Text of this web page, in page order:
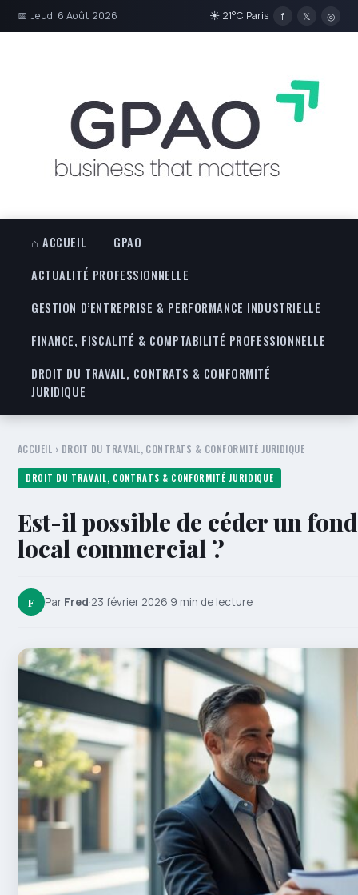
📅 Jeudi 6 Août 2026 ☀ 21°C Paris f 𝕏 ◎
⌂ ACCUEIL
GPAO
ACTUALITÉ PROFESSIONNELLE
GESTION D’ENTREPRISE & PERFORMANCE INDUSTRIELLE
FINANCE, FISCALITÉ & COMPTABILITÉ PROFESSIONNELLE
DROIT DU TRAVAIL, CONTRATS & CONFORMITÉ
JURIDIQUE
ACCUEIL › DROIT DU TRAVAIL, CONTRATS & CONFORMITÉ JURIDIQUE
DROIT DU TRAVAIL, CONTRATS & CONFORMITÉ JURIDIQUE
Est-il possible de céder un
local commercial ?
F Par Fred·23 février 2026·9 min de lecture